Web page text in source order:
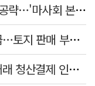
김병삼 경북 영천시장, 이번엔 국회 공략…'마사회 본사 이전·광역교통망 확충' 요청
대구도시개발공사 경영평가 '라'등급…토지 판매 부진에 1년 만에 두 단계 '뚝'
예탁결제원, 비상장·조각투자 장외거래 청산결제 인프라 구축 착수…연내 가동